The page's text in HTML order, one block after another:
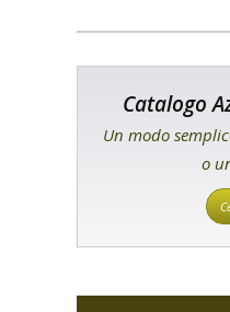
Catalogo
Un modo
o